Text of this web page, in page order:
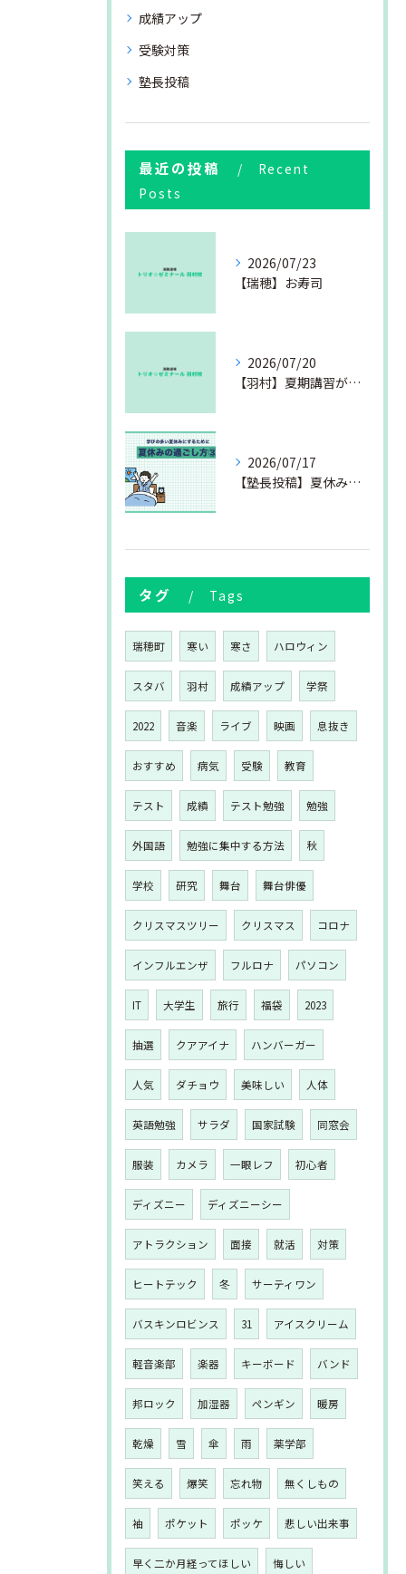
成績アップ
受験対策
塾長投稿
最近の投稿
Recent
Posts
2026/07/23
【瑞穂】お寿司
2026/07/20
【羽村】夏期講習が始まりました
2026/07/17
【塾長投稿】夏休みの過ごし方③
タグ Tags
瑞穂町 寒い 寒さ ハロウィン
スタバ 羽村 成績アップ 学祭
2022 音楽 ライブ 映画 息抜き
おすすめ 病気 受験 教育
テスト 成績 テスト勉強 勉強
外国語 勉強に集中する方法 秋
学校 研究 舞台 舞台俳優
クリスマスツリー クリスマス コロナ
インフルエンザ フルロナ パソコン
IT 大学生 旅行 福袋 2023
抽選 クアアイナ ハンバーガー
人気 ダチョウ 美味しい 人体
英語勉強 サラダ 国家試験 同窓会
服装 カメラ 一眼レフ 初心者
ディズニー ディズニーシー
アトラクション 面接 就活 対策
ヒートテック 冬 サーティワン
バスキンロビンス 31 アイスクリーム
軽音楽部 楽器 キーボード バンド
邦ロック 加湿器 ペンギン 暖房
乾燥 雪 傘 雨 薬学部
笑える 爆笑 忘れ物 無くしもの
袖 ポケット ポッケ 悲しい出来事
早く二か月経ってほしい 悔しい